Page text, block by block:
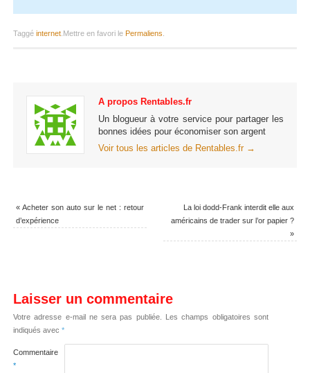
Taggé internet. Mettre en favori le Permaliens.
A propos Rentables.fr
Un blogueur à votre service pour partager les
bonnes idées pour économiser son argent
Voir tous les articles de Rentables.fr →
«Acheter son auto sur le net : retour
d’expérience
La loi dodd-Frank interdit elle aux
américains de trader sur l’or papier ?
»
Laisser un commentaire
Votre adresse e-mail ne sera pas publiée.
Les champs obligatoires sont
indiqués avec *
Commentaire
*